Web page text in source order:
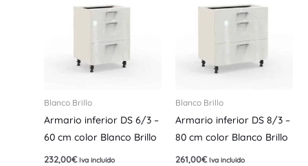
Blanco Brillo
Armario inferior DS 6/3 –
60 cm color Blanco Brillo
232,00€ Iva incluido
Blanco Brillo
Armario inferior DS 8/3 –
80 cm color Blanco Brillo
261,00€ Iva incluido